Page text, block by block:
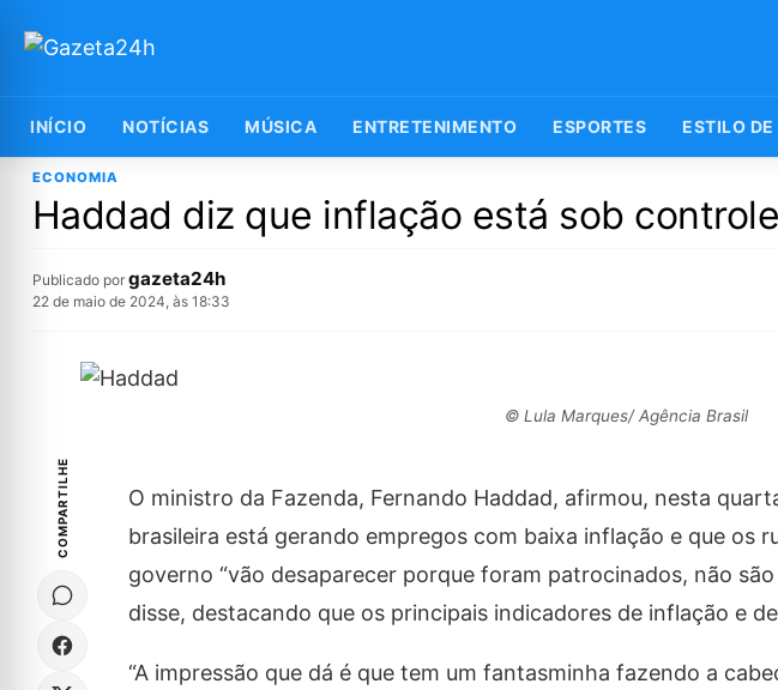
INÍCIO NOTÍCIAS MÚSICA ENTRETENIMENTO ESPORTES ESTILO
ECONOMIA
Haddad diz que inflação está sob controle
Publicado por gazeta24h
22 de maio de 2024, às 18:33
© Lula Marques/ Agência Brasil
COMPARTILHE
O ministro da Fazenda, Fernando Haddad, afirmou, nesta
brasileira está gerando empregos com baixa inflação e que os
governo “vão desaparecer porque foram patrocinados, não são
disse, destacando que os principais indicadores de inflação e
“A impressão que dá é que tem um fantasminha fazendo a